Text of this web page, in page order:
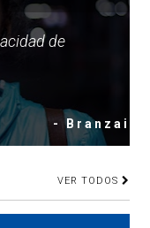
de
- Branzai
VER TODOS